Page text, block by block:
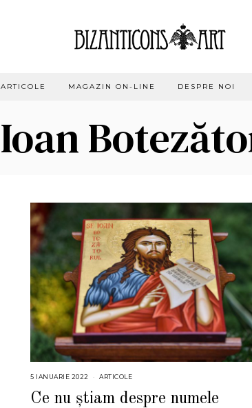
ARTICOLE MAGAZIN ON-LINE DESPRE NOI
Ioan
5 IANUARIE 2022
A
N
ARTICOLE
Ce nu știam despre numele